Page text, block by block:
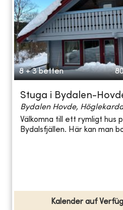
8 + 3 betten
Stuga i Bydalen-
Bydalen Hovde,
Välkomna till ett rymligt hus
Bydalsfjällen. Här kan man
Kalender auf